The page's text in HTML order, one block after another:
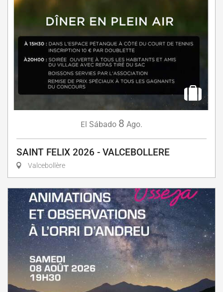
El Sábado 8 Ago.
SAINT FELIX 2026 - VALCEBOLLERE
Valcebollère